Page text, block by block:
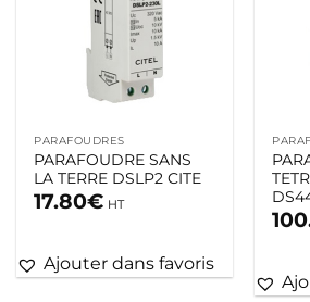
PARAFOUDRES
PARAFOUDRE SANS
LA TERRE DSLP2 CITE
17.80€ HT
Ajouter dans favoris